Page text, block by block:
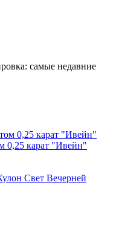
самые недавние
0,25 карат "Ивейн"
Свет Вечерней